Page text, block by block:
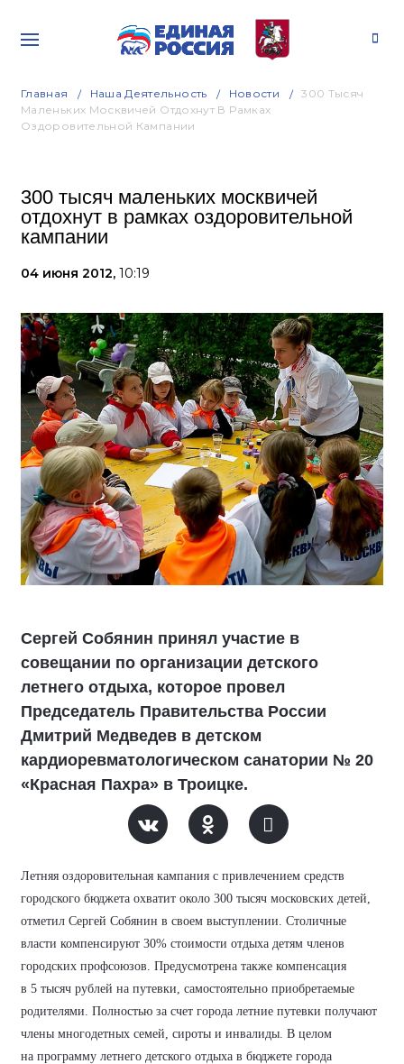
Главная Наша Деятельность Новости
300 Тысяч
Маленьких Москвичей Отдохнут В Рамках
Оздоровительной Кампании
300 тысяч маленьких москвичей
отдохнут в рамках оздоровительной
кампании
04 июня 2012, 10:19
Сергей Собянин принял участие в
совещании по организации детского
летнего отдыха, которое провел
Председатель Правительства России
Дмитрий Медведев в детском
кардиоревматологическом санатории № 20
«Красная Пахра» в Троицке.
Летняя оздоровительная кампания с привлечением средств
городского бюджета охватит около 300 тысяч московских детей,
отметил Сергей Собянин в своем выступлении. Столичные
власти компенсируют 30% стоимости отдыха детям членов
городских профсоюзов. Предусмотрена также компенсация
в 5 тысяч рублей на путевки, самостоятельно приобретаемые
родителями. Полностью за счет города летние путевки получают
члены многодетных семей, сироты и инвалиды. В целом
на программу летнего детского отдыха в бюджете города